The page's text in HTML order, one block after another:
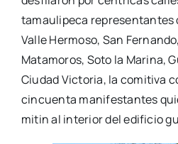
tamaulipeca representantes
Valle Hermoso, San
Matamoros, Soto la Marina,
Ciudad Victoria, la comitiva
cincuenta manifestantes
mitin al interior del edificio